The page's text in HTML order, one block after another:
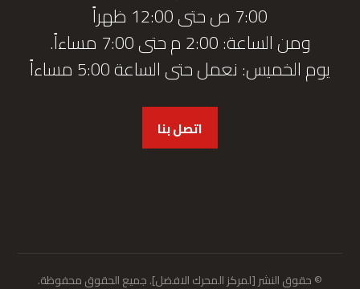
7:00 ص حتى 12:00 ظهراً
ومن الساعة: 2:00 م حتى 7:00 مساءاً.
يوم الخميس: نعمل حتى الساعة 5:00 مساءاً
اتصل بنا
© حقوق النشر [لمركز المحرك الافضل]. جميع الحقوق محفوظة.